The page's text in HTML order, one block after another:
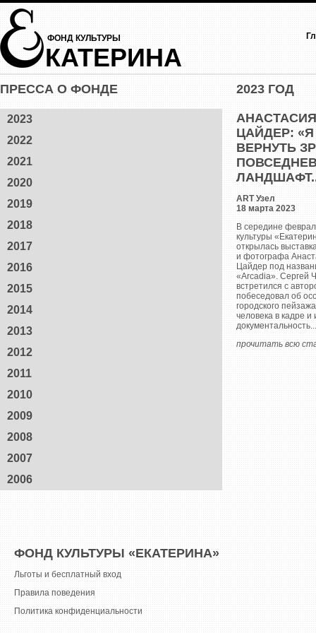
ФОНД КУЛЬТУРЫ
КАТЕРИНА
ПРЕССА О ФОНДЕ
2023
2022
2021
2020
2019
2018
2017
2016
2015
2014
2013
2012
2011
2010
2009
2008
2007
2006
2023 ГОД
АНАСТАСИЯ
ЦАЙДЕР:
ВЕРНУТЬ
ART Узел
18 марта 2023
В середине
культуры
открылась
и фотографа
Цайдер под
«Arcadia». Сергей
встретился с
побеседовал об
городского
человека в кадре и
прочитать всю
ФОНД КУЛЬТУРЫ «ЕКАТЕРИНА»
Льготы и бесплатный вход
Правила поведения
Политика конфиденциальности